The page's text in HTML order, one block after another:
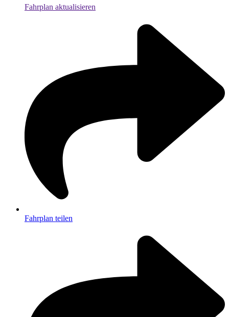
Fahrplan aktualisieren
Fahrplan teilen